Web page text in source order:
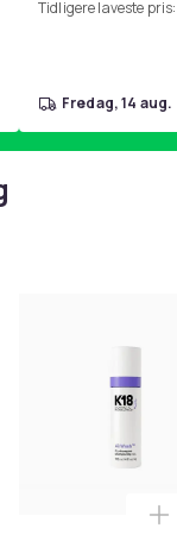
Tidligere laveste pris:
fredag, 14 aug.
i A4-